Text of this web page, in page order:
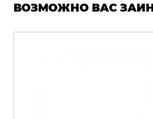
ВОЗМОЖНО ВАС